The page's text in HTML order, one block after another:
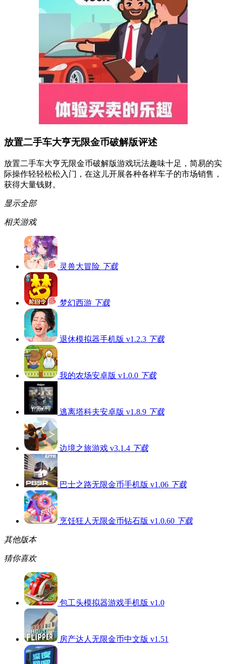
放置二手车大亨无限金币破解版评述
放置二手车大亨无限金币破解版游戏玩法趣味十足，简易的实
际操作轻轻松松入门，在这儿开展各种各样车子的市场销售，
获得大量钱财。
显示全部
相关游戏
灵兽大冒险 下载
梦幻西游 下载
退休模拟器手机版 v1.2.3 下载
我的农场安卓版 v1.0.0 下载
逃离塔科夫安卓版 v1.8.9 下载
边境之旅游戏 v3.1.4 下载
巴士之路无限金币手机版 v1.06 下载
烹饪狂人无限金币钻石版 v1.0.60 下载
其他版本
猜你喜欢
包工头模拟器游戏手机版 v1.0
房产达人无限金币中文版 v1.51